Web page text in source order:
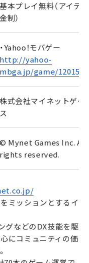
基本プレイ無料（アイテ
金制）
・Yahoo！モバゲー
http://yahoo-
mbga.jp/game/
株式会社マイネットゲー
ス
© Mynet Games Inc. All
rights reserved.
ミッションとするイ
グなどのDX技能を駆
にコミュニティの価